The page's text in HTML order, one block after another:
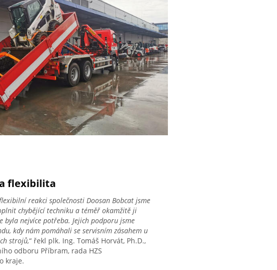
flexibilita
reakci společnosti Doosan Bobcat jsme
chybějící techniku a téměř okamžitě ji
byla nejvíce potřeba. Jejich podporu jsme
kdy nám pomáhali se servisním zásahem u
strojů,“ řekl plk. Ing. Tomáš Horvát, Ph.D.,
odboru Příbram, rada HZS
kraje.